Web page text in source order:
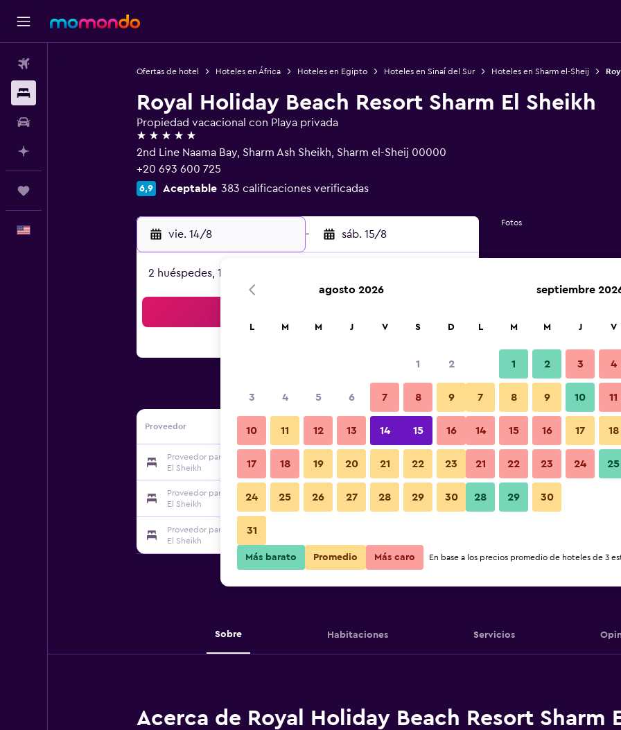
Ofertas de hotel Hoteles en África Hoteles en Egipto Hoteles en Sinaí del Sur Hoteles en Sharm el-Sheij
Royal Holiday Beach Resort Sharm El Sheikh
Propiedad vacacional con Playa privada
5 estrellas
2nd Line Naama Bay, Sharm Ash Sheikh, Sharm el-Sheij 00000
+20 693 600 725
6,9 Aceptable 383 calificaciones verificadas
vie. 14/8 - sáb. 15/8
2 huéspedes, 1 habitación
Proveedor
Proveedor para Royal Holiday Beach Resort Sharm
El Sheikh
Ver precios
Proveedor para Royal Holiday Beach Resort Sharm
El Sheikh
Ver precios
Proveedor para Royal Holiday Beach Resort Sharm
El Sheikh
Fotos
Sobre Habitaciones Servicios
Acerca de Royal Holiday Beach Resort Sharm
agosto 2026
L M M J V S D
1 2
3 4 5 6 7 8 9
10 11 12 13 14 15 16
17 18 19 20 21 22 23
24 25 26 27 28 29 30
31
septiembre
L M M J V
1 2 3 4
7 8 9 10 11
14 15 16 17 18
21 22 23 24 25
28 29 30
Más barato Promedio Más caro En base a los precios promedio de hoteles de 3